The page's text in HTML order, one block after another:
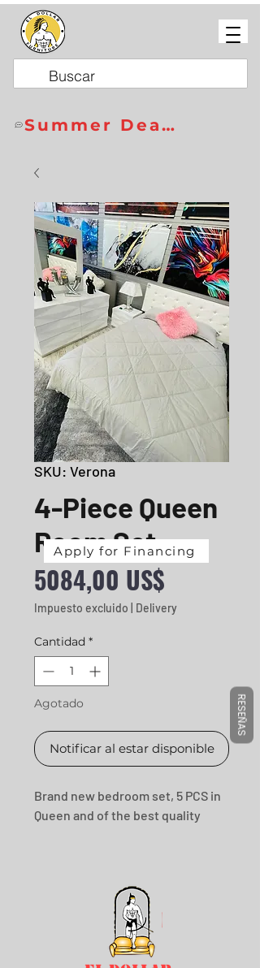
Summer Deals
SKU: Verona
4-Piece Queen
Room Set
5084,00 US$
Impuesto excluido Delivery
Cantidad *
Agotado
Notificar al estar disponible
Brand new bedroom set, 5 PCS in
Queen and of the best quality
Apply for Financing
RESEÑAS